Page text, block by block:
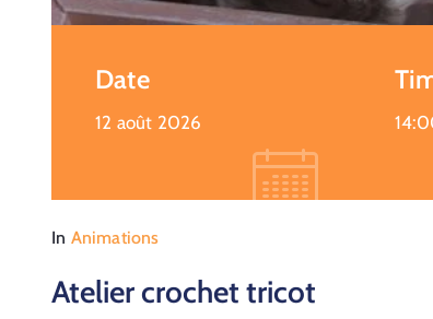
Date
12 août 2026
In Animations
Atelier crochet tricot